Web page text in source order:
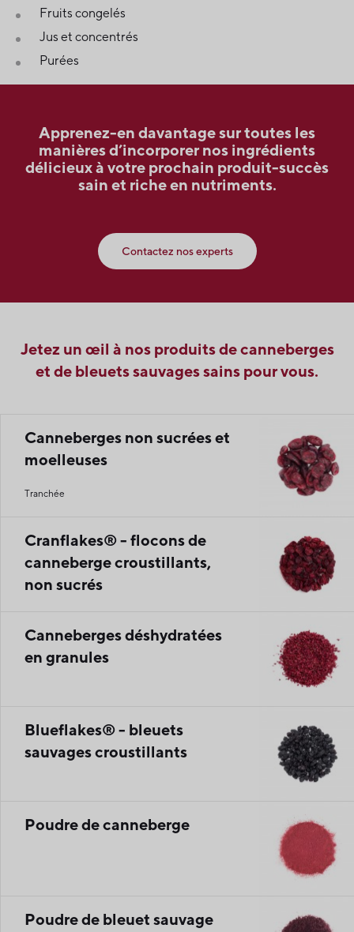
Fruits congelés
Jus et concentrés
Purées
Apprenez-en davantage sur toutes les
manières d’incorporer nos ingrédients
délicieux à votre prochain produit-succès
sain et riche en nutriments.
Contactez nos experts
Jetez un œil à nos produits de canneberges
et de bleuets sauvages sains pour vous.
Canneberges non sucrées et
moelleuses
Tranchée
Cranflakes® - flocons de
canneberge croustillants,
non sucrés
Canneberges déshydratées
en granules
Blueflakes® - bleuets
sauvages croustillants
Poudre de canneberge
Poudre de bleuet sauvage